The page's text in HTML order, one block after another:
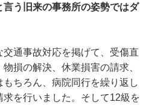
言う旧来の事務所の姿勢ではダ
通事故対応を掲げて、受傷直
損の解決、休業損害の請求、
ちろん、病院同行を繰り返し
を行いました。そして12級を